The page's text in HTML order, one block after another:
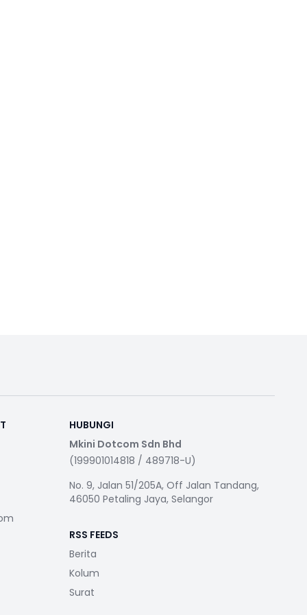
HUBUNGI
Mkini Dotcom Sdn Bhd
(199901014818 / 489718-U)
No. 9, Jalan 51/205A, Off Jalan Tandang,
46050 Petaling Jaya, Selangor
RSS FEEDS
Berita
Kolum
Surat